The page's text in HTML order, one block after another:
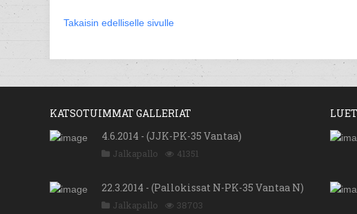
Takaisin edelliselle sivulle
KATSOTUIMMAT GALLERIAT
4.6.2014 - (JJK-PK-35 Vantaa)
Jalkapallo 41351
22.3.2014 - (Pallokissat N-PK-35 Vantaa N)
Jalkapallo 38703